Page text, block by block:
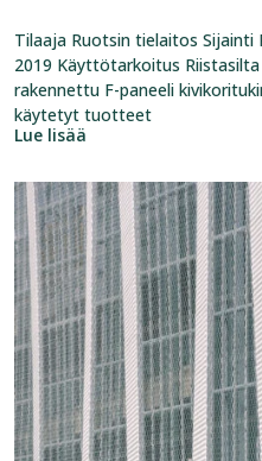
Tilaaja Ruotsin tielaitos Sijainti
2019 Käyttötarkoitus
rakennettu F-paneeli
käytetyt tuotteet
Lue lisää
Katso
referenssi:
Kauppakeskus
Niitty